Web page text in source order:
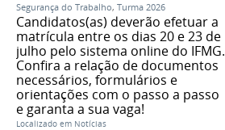
Segurança do Trabalho, Turma 2026
Candidatos(as) deverão efetuar a
matrícula entre os dias 20 e 23 de
julho pelo sistema online do IFMG.
Confira a relação de documentos
necessários, formulários e
orientações com o passo a passo
e garanta a sua vaga!
Localizado em Notícias